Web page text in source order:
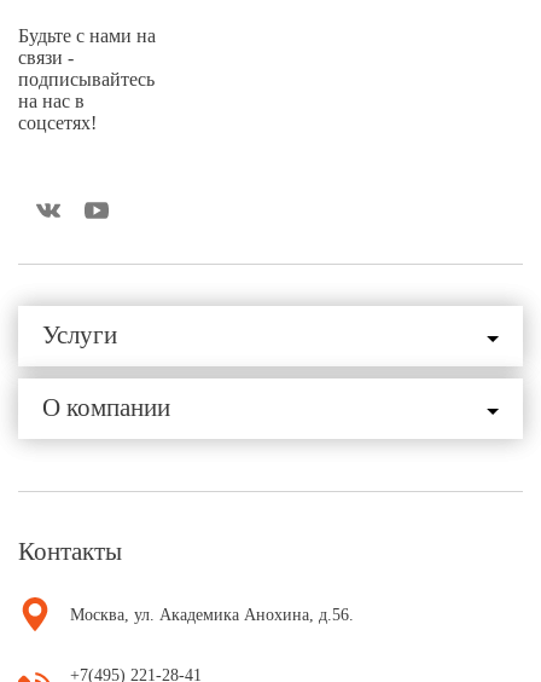
Будьте с нами на
связи -
подписывайтесь
на нас в
соцсетях!
Услуги
О компании
Контакты
Москва, ул. Академика Анохина, д.56.
+7(495) 221-28-41